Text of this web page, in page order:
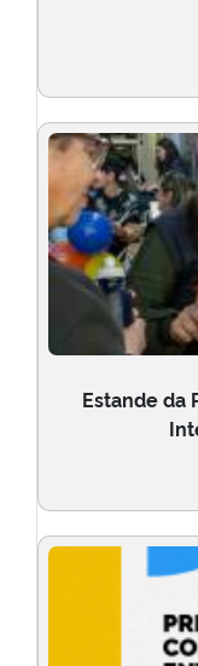
Estande da